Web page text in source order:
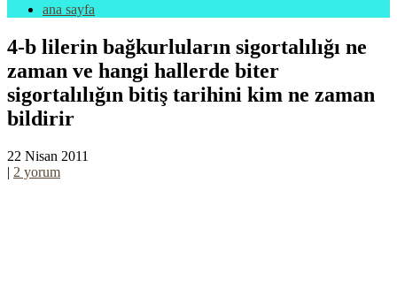
ana sayfa
4-b lilerin bağkurluların sigortalılığı ne
zaman ve hangi hallerde biter
sigortalılığın bitiş tarihini kim ne zaman
bildirir
22 Nisan 2011
| 2 yorum